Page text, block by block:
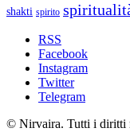
shakti spirito
RSS
Facebook
Instagram
Twitter
Telegram
© Nirvaira. Tutti i diritti